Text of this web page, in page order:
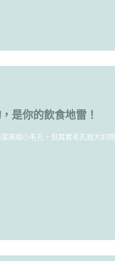
是你的飲食地雷！
來縮小毛孔。但其實毛孔粗大的問